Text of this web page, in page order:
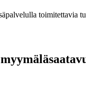
toimitettavia